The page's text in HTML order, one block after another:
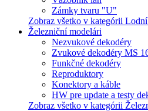
Zámky tvaru "U"
Zobraz všetko v kategórii
Železniční modelári
Nezvukové dekodéry
Zvukové dekodéry MS
Funkčné dekodéry
Reproduktory
Konektory a káble
HW pre update a testy
Zobraz všetko v kategórii